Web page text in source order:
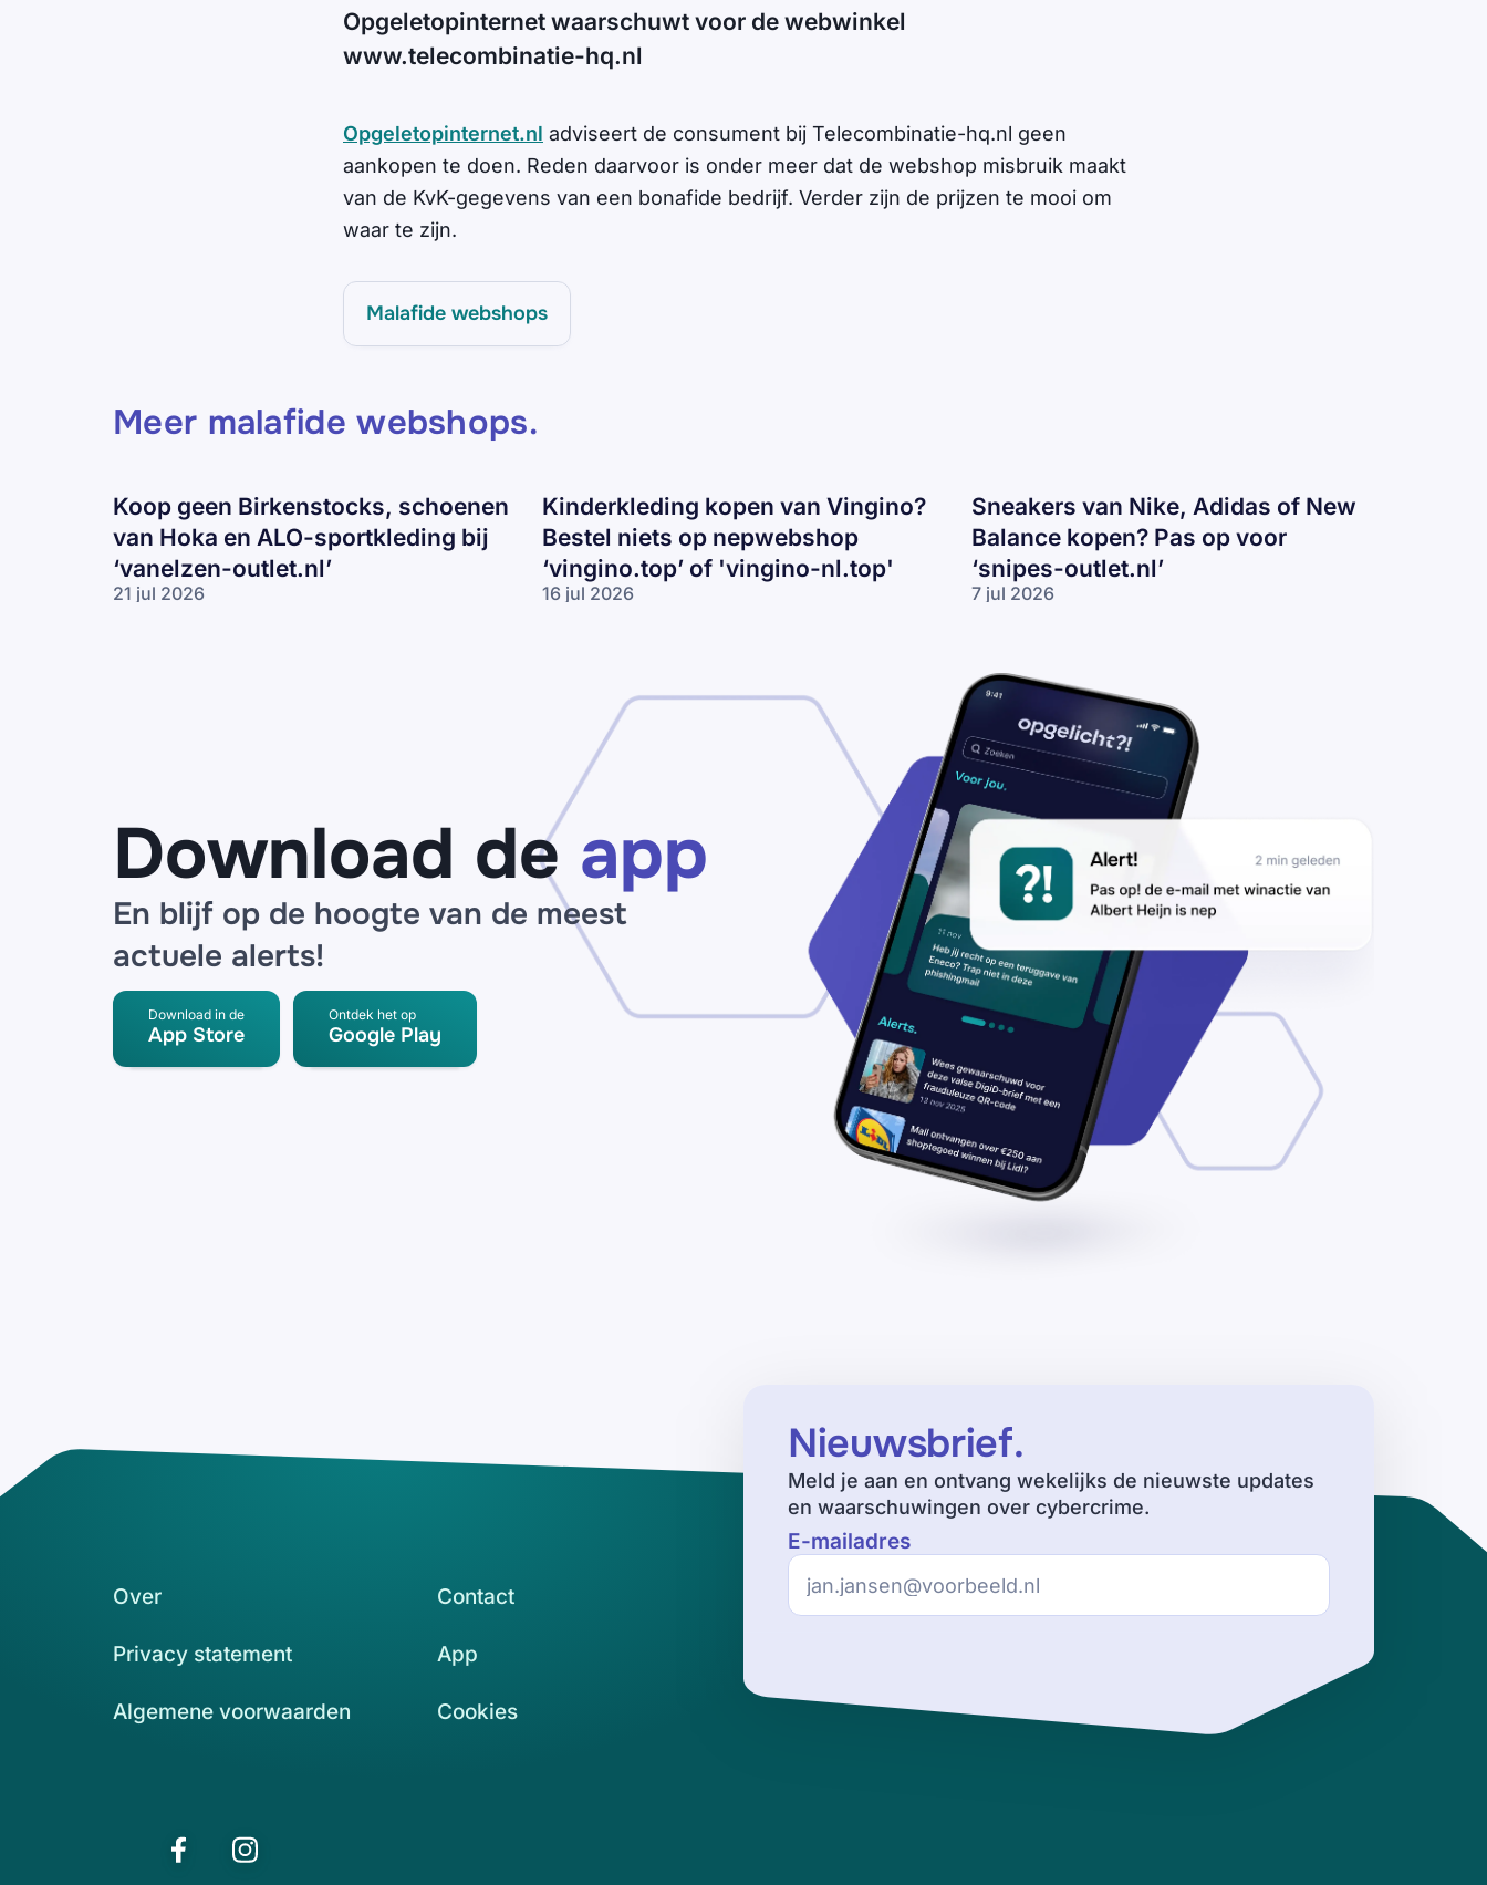
Opgeletopinternet waarschuwt voor de webwinkel
www.telecombinatie-hq.nl
Opgeletopinternet.nl adviseert de consument bij Telecombinatie-hq.nl geen
aankopen te doen. Reden daarvoor is onder meer dat de webshop misbruik maakt
van de KvK-gegevens van een bonafide bedrijf. Verder zijn de prijzen te mooi om
waar te zijn.
Malafide webshops
Meer malafide webshops.
Koop geen Birkenstocks, schoenen
van Hoka en ALO-sportkleding bij
‘vanelzen-outlet.nl’
21 jul 2026
Kinderkleding kopen van Vingino?
Bestel niets op nepwebshop
‘vingino.top’ of 'vingino-nl.top'
16 jul 2026
nepwebshop
‘vingino.top’
of 'vingino-
nl.top'
Sneakers van Nike, Adidas of New
Balance kopen? Pas op voor
‘snipes-outlet.nl’
7 jul 2026
Adidas
of New
Balance
kopen?
Pas op
voor
‘snipes-
outlet.nl’
Download de app
En blijf op de hoogte van de meest
actuele alerts!
Download in de
App Store
Ontdek het op
Google Play
Nieuwsbrief.
Meld je aan en ontvang wekelijks de nieuwste updates
en waarschuwingen over cybercrime.
E-mailadres
Over Contact
Privacy statement App
Algemene voorwaarden Cookies